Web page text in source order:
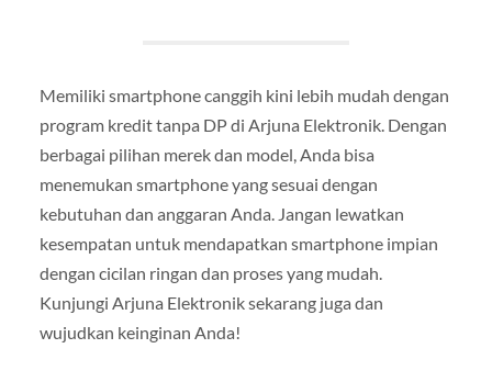
Memiliki smartphone canggih kini lebih mudah dengan
program kredit tanpa DP di Arjuna Elektronik. Dengan
berbagai pilihan merek dan model, Anda bisa
menemukan smartphone yang sesuai dengan
kebutuhan dan anggaran Anda. Jangan lewatkan
kesempatan untuk mendapatkan smartphone impian
dengan cicilan ringan dan proses yang mudah.
Kunjungi Arjuna Elektronik sekarang juga dan
wujudkan keinginan Anda!